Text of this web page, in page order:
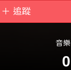
＋ 追蹤
音樂
0